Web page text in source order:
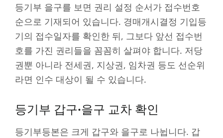
등기부 을구를 보면 권리 설정 순서가 접수번호
순으로 기재되어 있습니다. 경매개시결정 기입등
기의 접수일자를 확인한 뒤, 그보다 앞선 접수번
호를 가진 권리들을 꼼꼼히 살펴야 합니다. 저당
권뿐 아니라 전세권, 지상권, 임차권 등도 선순위
라면 인수 대상이 될 수 있습니다.
등기부 갑구·을구 교차 확인
등기부등본은 크게 갑구와 을구로 나뉩니다. 갑